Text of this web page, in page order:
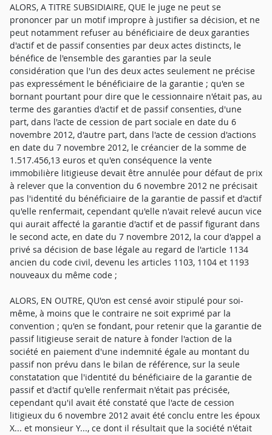
ALORS, A TITRE SUBSIDIAIRE, QUE le juge ne peut se
prononcer par un motif impropre à justifier sa décision, et ne
peut notamment refuser au bénéficiaire de deux garanties
d'actif et de passif consenties par deux actes distincts, le
bénéfice de l'ensemble des garanties par la seule
considération que l'un des deux actes seulement ne précise
pas expressément le bénéficiaire de la garantie ; qu'en se
bornant pourtant pour dire que le cessionnaire n'était pas, au
terme des garanties d'actif et de passif consenties, d'une
part, dans l'acte de cession de part sociale en date du 6
novembre 2012, d'autre part, dans l'acte de cession d'actions
en date du 7 novembre 2012, le créancier de la somme de
1.517.456,13 euros et qu'en conséquence la vente
immobilière litigieuse devait être annulée pour défaut de prix
à relever que la convention du 6 novembre 2012 ne précisait
pas l'identité du bénéficiaire de la garantie de passif et d'actif
qu'elle renfermait, cependant qu'elle n'avait relevé aucun vice
qui aurait affecté la garantie d'actif et de passif figurant dans
le second acte, en date du 7 novembre 2012, la cour d'appel a
privé sa décision de base légale au regard de l'article 1134
ancien du code civil, devenu les articles 1103, 1104 et 1193
nouveaux du même code ;
ALORS, EN OUTRE, QU'on est censé avoir stipulé pour soi-
même, à moins que le contraire ne soit exprimé par la
convention ; qu'en se fondant, pour retenir que la garantie de
passif litigieuse serait de nature à fonder l'action de la
société en paiement d'une indemnité égale au montant du
passif non prévu dans le bilan de référence, sur la seule
constatation que l'identité du bénéficiaire de la garantie de
passif et d'actif qu'elle renfermait n'était pas précisée,
cependant qu'il avait été constaté que l'acte de cession
litigieux du 6 novembre 2012 avait été conclu entre les époux
X... et monsieur Y..., ce dont il résultait que la société n'était